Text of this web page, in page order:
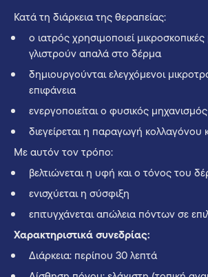
Κατά τη διάρκεια της θεραπείας:
ο ιατρός χρησιμοποιεί
γλιστρούν απαλά στο δέρμα
δημιουργούνται ελεγχόμενοι
επιφάνεια
ενεργοποιείται ο φυσικός
διεγείρεται η παραγωγή κολλαγόνου
Με αυτόν τον τρόπο:
βελτιώνεται η υφή και ο τόνος του
ενισχύεται η σύσφιξη
επιτυγχάνεται απώλεια πόντων σε
Χαρακτηριστικά συνεδρίας:
Διάρκεια: περίπου 30 λεπτά